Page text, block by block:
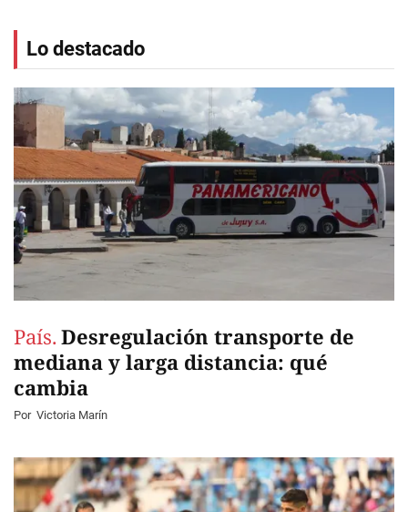
Lo destacado
País. Desregulación transporte de
mediana y larga distancia: qué
cambia
Por Victoria Marín